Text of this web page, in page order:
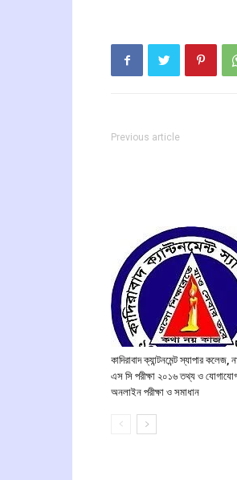
Previous article
কাদিরাবাদ ক্যান্টনমেন্ট স্যাপার
এস সি পরীক্ষা ২০১৬ তথ্য ও
অনলাইন পরীক্ষা ও সমাধান